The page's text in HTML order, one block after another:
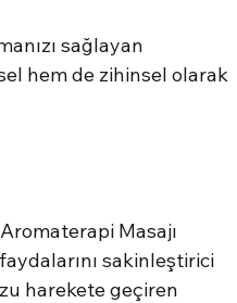
sağlayan
hem de zihinsel olarak
Masajı
sakinleştirici
harekete geçiren